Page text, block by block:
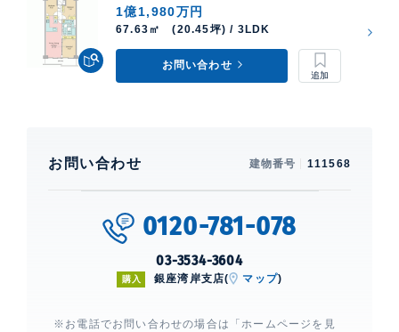
1億1,980万円
67.63㎡ (20.45坪) / 3LDK
お問い合わせ
お問い合わせ 建物番号 111568
0120-781-078
03-3534-3604
購入 銀座湾岸支店( マップ)
※お電話でお問い合わせの場合は「ホームページを見